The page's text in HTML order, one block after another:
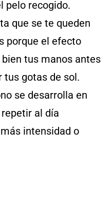
pelo recogido.
que se te queden
porque el efecto
tus manos antes
tus gotas de sol.
se desarrolla en
al día
intensidad o